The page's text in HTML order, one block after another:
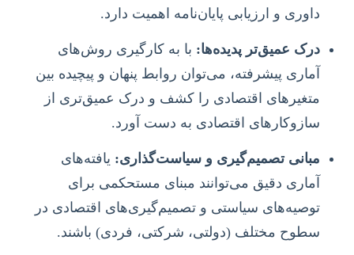
داوری و ارزیابی پایان‌نامه اهمیت دارد.
درک عمیق‌تر پدیده‌ها: با به کارگیری روش‌های
آماری پیشرفته، می‌توان روابط پنهان و پیچیده بین
متغیرهای اقتصادی را کشف و درک عمیق‌تری از
سازوکارهای اقتصادی به دست آورد.
مبانی تصمیم‌گیری و سیاست‌گذاری: یافته‌های
آماری دقیق می‌توانند مبنای مستحکمی برای
توصیه‌های سیاستی و تصمیم‌گیری‌های اقتصادی در
سطوح مختلف (دولتی، شرکتی، فردی) باشند.